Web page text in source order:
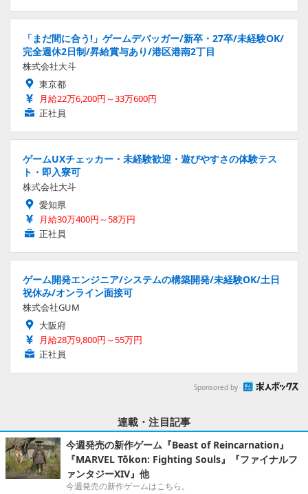
「まだ間に合う!」ゲームデバッガー/新卒・27卒/未経験OK/
完全週休2日制/昇給賞与あり/港区港南2丁目
株式会社大斗
東京都
月給22万6,200円～33万600円
正社員
ゲームUXチェッカー・未経験歓迎・遊びやすさの体験テス
ト・即入寮可
株式会社大斗
愛知県
月給30万400円～58万円
正社員
ゲーム開発エンジニア/システムの構築開発/未経験OK/土日
祝休み/オンライン面接可
株式会社GUM
大阪府
月給28万9,800円～55万円
正社員
Sponsored by
連載・注目記事
今週発売の新作ゲーム『Beast of Reincarnation』
『MARVEL Tōkon: Fighting Souls』『ファイナルフ
ァンタジーXIV』他
今週発売の新作ゲームはこちら。